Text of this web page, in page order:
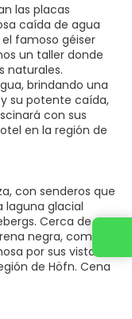
las placas
caída de agua
famoso géiser
un taller donde
naturales.
brindando una
su potente caída,
con sus
en la región de
con senderos que
laguna glacial
Cerca de
negra, como
por sus vistas al
de Höfn. Cena